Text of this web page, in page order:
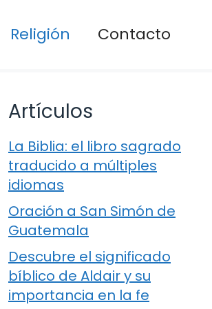
Religión Contacto
Artículos
La Biblia: el libro sagrado
traducido a múltiples
idiomas
Oración a San Simón de
Guatemala
Descubre el significado
bíblico de Aldair y su
importancia en la fe